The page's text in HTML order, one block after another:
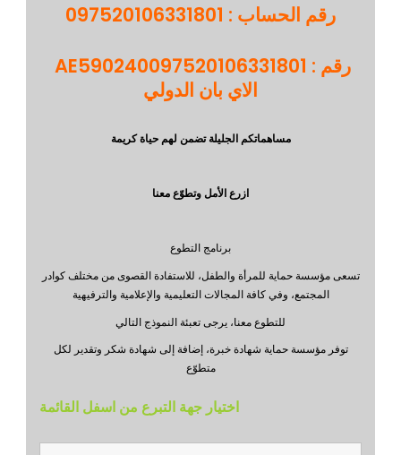
رقم الحساب : 097520106331801
AE590240097520106331801 : رقم
الاي بان الدولي
مساهماتكم الجليلة تضمن لهم حياة كريمة
ازرع الأمل وتطوّع معنا
برنامج التطوع
تسعى مؤسسة حماية للمرأة والطفل، للاستفادة القصوى من مختلف كوادر
المجتمع، وفي كافة المجالات التعليمية والإعلامية والترفيهية
للتطوع معنا، يرجى تعبئة النموذج التالي
توفر مؤسسة حماية شهادة خبرة، إضافة إلى شهادة شكر وتقدير لكل
متطوّع
اختيار جهة التبرع من اسفل القائمة